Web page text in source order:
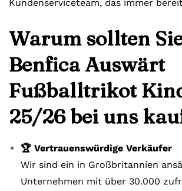
Kundenserviceteam, das immer
Warum sollten
Benfica Auswärt
Fußballtrikot
25/26 bei uns
🏆 Vertrauenswürdige Verkäufer
Wir sind ein in Großbritannien
Unternehmen mit über 30.000